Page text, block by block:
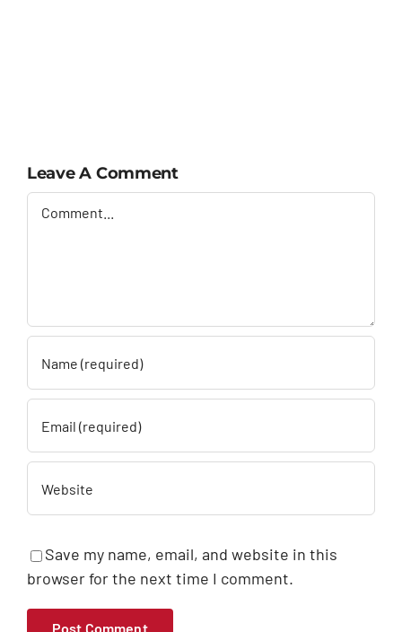
Leave A Comment
Save my name, email, and website in this
browser for the next time I comment.